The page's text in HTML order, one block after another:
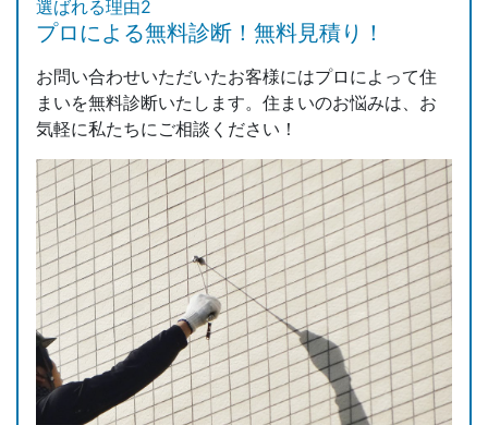
選ばれる理由2
プロによる無料診断！無料見積り！
お問い合わせいただいたお客様にはプロによって住
まいを無料診断いたします。住まいのお悩みは、お
気軽に私たちにご相談ください！